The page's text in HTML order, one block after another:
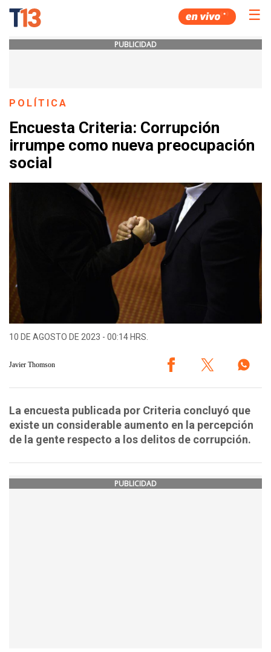
☰
PUBLICIDAD
POLÍTICA
Encuesta Criteria: Corrupción
irrumpe como nueva preocupación
social
10 DE AGOSTO DE 2023 - 00:14 HRS.
Javier Thomson
La encuesta publicada por Criteria concluyó que
existe un considerable aumento en la percepción
de la gente respecto a los delitos de corrupción.
PUBLICIDAD